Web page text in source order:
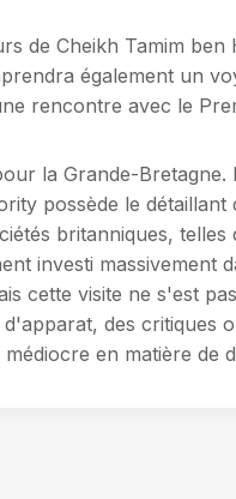
de Cheikh Tamim
également un
rencontre avec le
la Grande-
possède le
britanniques,
investi
cette visite ne s'est
des critiques
en matière de